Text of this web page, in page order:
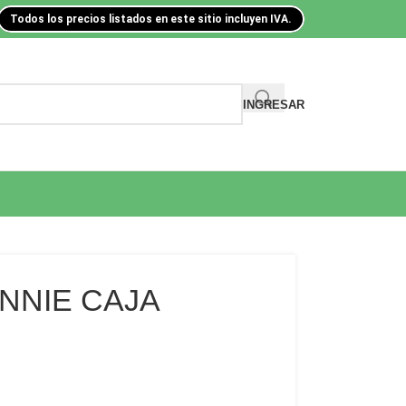
Todos los precios listados en este sitio incluyen IVA.
INGRESAR
CAJA